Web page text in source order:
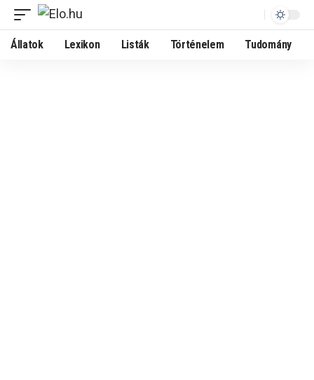
Állatok Lexikon Listák Történelem Tudomány